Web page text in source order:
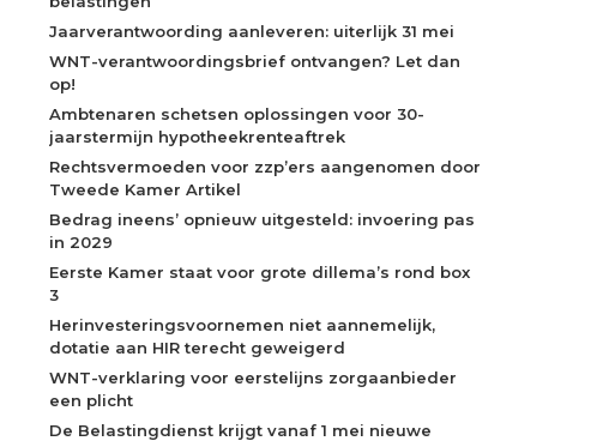
Jaarverantwoording aanleveren: uiterlijk 31 mei
WNT-verantwoordingsbrief ontvangen? Let dan
op!
Ambtenaren schetsen oplossingen voor 30-
jaarstermijn hypotheekrenteaftrek
Rechtsvermoeden voor zzp’ers aangenomen door
Tweede Kamer Artikel
Bedrag ineens’ opnieuw uitgesteld: invoering pas
in 2029
Eerste Kamer staat voor grote dillema’s rond box
3
Herinvesteringsvoornemen niet aannemelijk,
dotatie aan HIR terecht geweigerd
WNT-verklaring voor eerstelijns zorgaanbieder
een plicht
De Belastingdienst krijgt vanaf 1 mei nieuwe